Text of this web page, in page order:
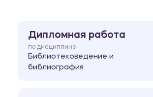
Дипломная работа
по дисциплине
Библиотековедение и
библиография